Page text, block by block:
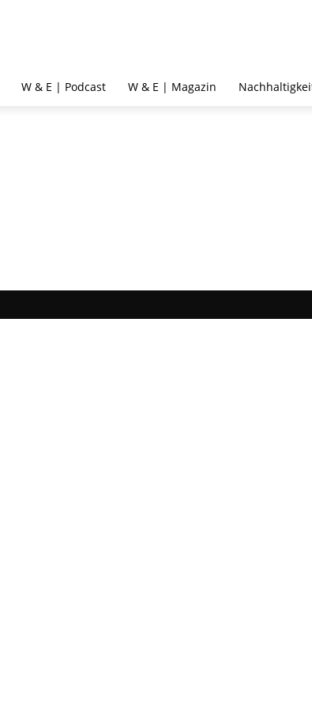
W & E | Podcast W & E | Magazin